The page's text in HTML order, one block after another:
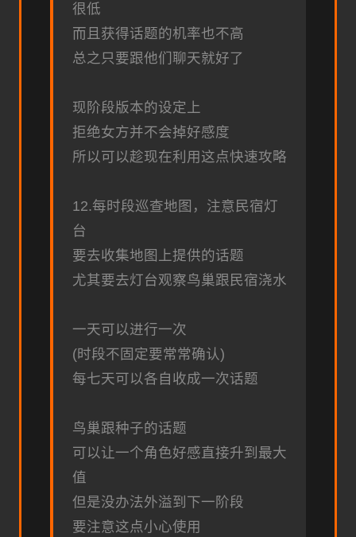
很低
而且获得话题的机率也不高
总之只要跟他们聊天就好了
现阶段版本的设定上
拒绝女方并不会掉好感度
所以可以趁现在利用这点快速攻略
12.每时段巡查地图，注意民宿灯
台
要去收集地图上提供的话题
尤其要去灯台观察鸟巢跟民宿浇水
一天可以进行一次
(时段不固定要常常确认)
每七天可以各自收成一次话题
鸟巢跟种子的话题
可以让一个角色好感直接升到最大
值
但是没办法外溢到下一阶段
要注意这点小心使用